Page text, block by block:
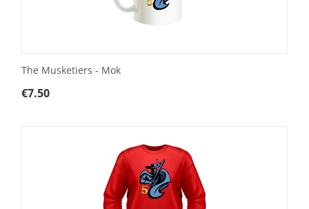
The Musketiers - Mok
€7.50